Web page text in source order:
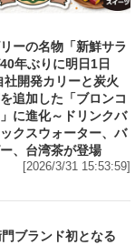
ーの名物「新鮮サラ
年ぶりに明日1日
開発カリーと炭火
追加した「ブロンコ
に進化～ドリンクバ
クスウォーター、バ
、台湾茶が登場
[2026/3/31 15:53:59]
ブランド初となる